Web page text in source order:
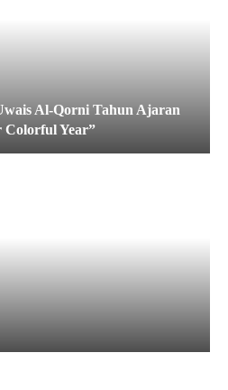
Al-Qorni Tahun Ajaran
Colorful Year”